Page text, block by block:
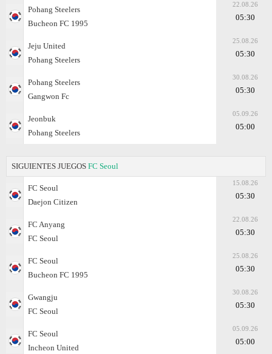
Pohang Steelers
Bucheon FC 1995
22.08.26
05:30
Jeju United
Pohang Steelers
25.08.26
05:30
Pohang Steelers
Gangwon Fc
30.08.26
05:30
Jeonbuk
Pohang Steelers
05.09.26
05:00
SIGUIENTES JUEGOS FC Seoul
FC Seoul
Daejon Citizen
15.08.26
05:30
FC Anyang
FC Seoul
22.08.26
05:30
FC Seoul
Bucheon FC 1995
25.08.26
05:30
Gwangju
FC Seoul
30.08.26
05:30
FC Seoul
Incheon United
05.09.26
05:00